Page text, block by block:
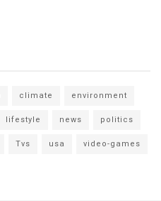
climate
environment
lifestyle news
politics
Tvs usa video-games